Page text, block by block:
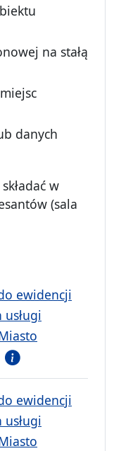
na stałą
danych
w
(sala
ewidencji
ewidencji